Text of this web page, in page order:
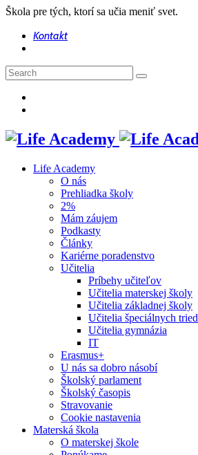
Škola pre tých, ktorí sa učia meniť svet.
Kontakt
Life Academy
O nás
Prehliadka školy
2%
Mám záujem
Podkasty
Články
Kariérne poradenstvo
Učitelia
Príbehy učiteľov
Učitelia materskej školy
Učitelia základnej školy
Učitelia špeciálnych tried
Učitelia gymnázia
IT
Erasmus+
U nás sa dobro násobí
Školský parlament
Školský časopis
Stravovanie
Cookie nastavenia
Materská škola
O materskej škole